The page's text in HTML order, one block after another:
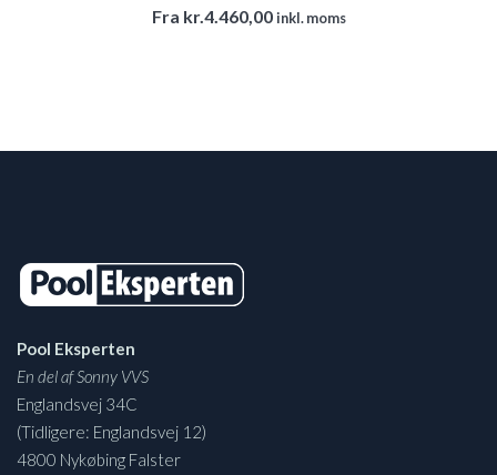
Fra kr.4.460,00 inkl. moms
Pool Eksperten
En del af Sonny VVS
Englandsvej 34C
(Tidligere: Englandsvej 12)
4800 Nykøbing Falster